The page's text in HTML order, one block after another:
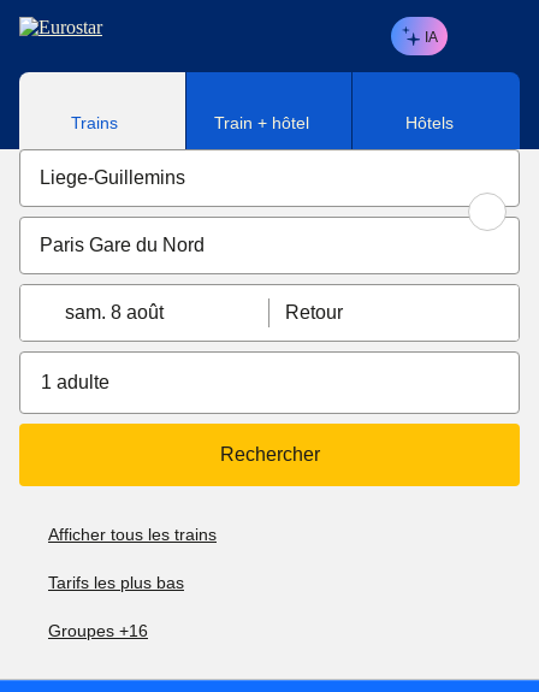
Aller au contenu principal
IA
Trains Train + hôtel Hôtels
sam. 8 août Retour
1 adulte
Rechercher
Afficher tous les trains
Tarifs les plus bas
Groupes +16